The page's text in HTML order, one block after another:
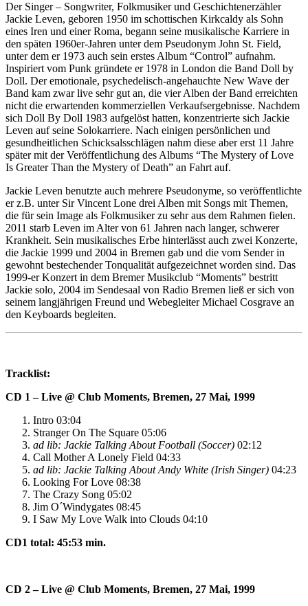
Der Singer – Songwriter, Folkmusiker und Geschichtenerzähler
Jackie Leven, geboren 1950 im schottischen Kirkcaldy als Sohn
eines Iren und einer Roma, begann seine musikalische Karriere in
den späten 1960er-Jahren unter dem Pseudonym John St. Field,
unter dem er 1973 auch sein erstes Album “Control” aufnahm.
Inspiriert vom Punk gründete er 1978 in London die Band Doll by
Doll. Der emotionale, psychedelisch-angehauchte New Wave der
Band kam zwar live sehr gut an, die vier Alben der Band erreichten
nicht die erwartenden kommerziellen Verkaufsergebnisse. Nachdem
sich Doll By Doll 1983 aufgelöst hatten, konzentrierte sich Jackie
Leven auf seine Solokarriere. Nach einigen persönlichen und
gesundheitlichen Schicksalsschlägen nahm diese aber erst 11 Jahre
später mit der Veröffentlichung des Albums “The Mystery of Love
Is Greater Than the Mystery of Death” an Fahrt auf.
Jackie Leven benutzte auch mehrere Pseudonyme, so veröffentlichte
er z.B. unter Sir Vincent Lone drei Alben mit Songs mit Themen,
die für sein Image als Folkmusiker zu sehr aus dem Rahmen fielen.
2011 starb Leven im Alter von 61 Jahren nach langer, schwerer
Krankheit. Sein musikalisches Erbe hinterlässt auch zwei Konzerte,
die Jackie 1999 und 2004 in Bremen gab und die vom Sender in
gewohnt bestechender Tonqualität aufgezeichnet worden sind. Das
1999-er Konzert in dem Bremer Musikclub “Moments” bestritt
Jackie solo, 2004 im Sendesaal von Radio Bremen ließ er sich von
seinem langjährigen Freund und Webegleiter Michael Cosgrave an
den Keyboards begleiten.
Tracklist:
CD 1 – Live @ Club Moments, Bremen, 27 Mai, 1999
Intro 03:04
Stranger On The Square 05:06
ad lib: Jackie Talking About Football (Soccer) 02:12
Call Mother A Lonely Field 04:33
ad lib: Jackie Talking About Andy White (Irish Singer) 04:23
Looking For Love 08:38
The Crazy Song 05:02
Jim O´Windygates 08:45
I Saw My Love Walk into Clouds 04:10
CD1 total: 45:53 min.
CD 2 – Live @ Club Moments, Bremen, 27 Mai, 1999